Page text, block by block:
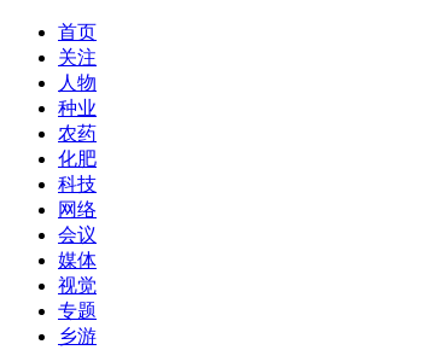
首页
关注
人物
种业
农药
化肥
科技
网络
会议
媒体
视觉
专题
乡游